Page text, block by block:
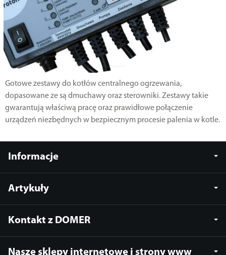
Gotowe zestawy do kotłów centralnego ogrzewania,
dopasowane ze są dmuchawy oraz sterowniki. Zestawy takie
gwarantują właściwą pracę oraz prawidłowe połączenie
urządzeń niezbędnych w bezpiecznym procesie palenia w kotle.
Informacje
Artykuły
Kontakt z DOMER
Nasze sklepy internetowe i strony www